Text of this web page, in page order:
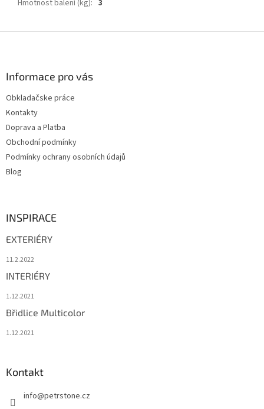
Hmotnost balení (kg): 3
Informace pro vás
Obkladačske práce
Kontakty
Doprava a Platba
Obchodní podmínky
Podmínky ochrany osobních údajů
Blog
INSPIRACE
EXTERIÉRY
11.2.2022
INTERIÉRY
1.12.2021
Břidlice Multicolor
1.12.2021
Kontakt
info@petrstone.cz